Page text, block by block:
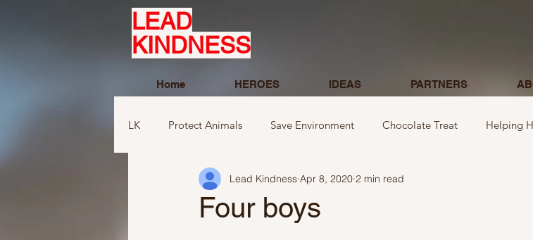
LEAD
KINDNESS
Home HEROES IDEAS PARTNERS
LK Protect Animals Save Environment Chocolate Treat Helping
Ideas to compliment Ideas regarding donations
Four boys
Lead Kindness Apr 8, 2020 2 min read